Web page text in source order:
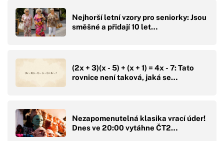
Nejhorší letní vzory pro seniorky: Jsou
směšné a přidají 10 let…
(2x + 3)(x - 5) + (x + 1) = 4x - 7: Tato
rovnice není taková, jaká se…
Nezapomenutelná klasika vrací úder!
Dnes ve 20:00 vytáhne ČT2…